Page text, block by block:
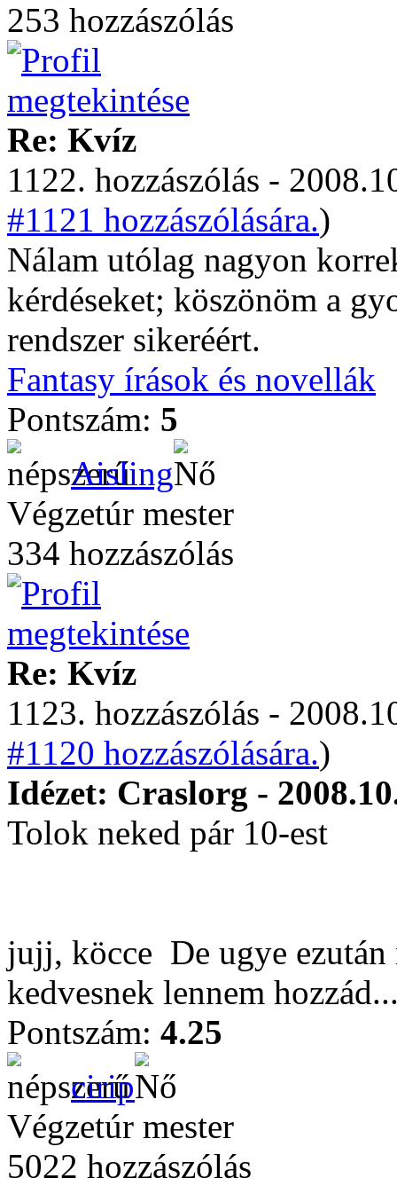
253 hozzászólás
Re: Kvíz
1122. hozzászólás -
#1121 hozzászólására.)
Nálam utólag nagyon
kérdéseket; köszönöm a
rendszer sikeréért.
Fantasy írások és novellák
Pontszám: 5
Aisling
Végzetúr mester
334 hozzászólás
Re: Kvíz
1123. hozzászólás -
#1120 hozzászólására.)
Idézet: Craslorg -
Tolok neked pár 10-est
jujj, köcce De ugye
kedvesnek lennem
Pontszám: 4.25
cirip
Végzetúr mester
5022 hozzászólás